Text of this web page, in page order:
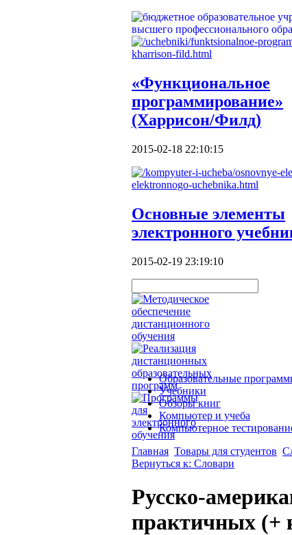
«Функциональное
программирование»
(Харрисон/Филд)
2015-02-18 22:10:15
Основные элементы
электронного
2015-02-19 23:19:10
Образовательные
Учебники
Обзоры книг
Компьютер и учеба
Компьютерное
Главная Товары для студентов
Вернуться к: Словари
Русско-
практичных (+